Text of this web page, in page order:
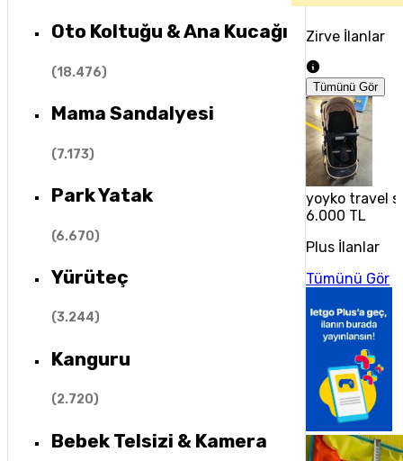
Oto Koltuğu & Ana Kucağı
(18.476)
Mama Sandalyesi
(7.173)
Park Yatak
(6.670)
Yürüteç
(3.244)
Kanguru
(2.720)
Bebek Telsizi & Kamera
Zirve İlanlar
Tümünü Gör
yoyko travel
6.000 TL
Plus İlanlar
Tümünü Gör